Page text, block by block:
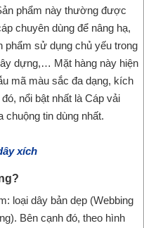
phẩm này thường được
chuyên dùng để nâng hạ,
phẩm sử dụng chủ yếu trong
dựng,… Mặt hàng này hiện
mã màu sắc đa dạng, kích
nổi bật nhất là Cáp vải
tin dùng nhất.
xích
loại dây bản dẹp (Webbing
Bên cạnh đó, theo hình